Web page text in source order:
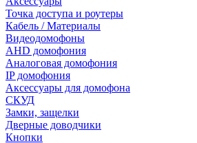
Точка доступа и роутеры
Кабель / Материалы
Видеодомофоны
AHD домофония
Аналоговая домофония
IP домофония
Аксессуары для домофона
СКУД
Замки, защелки
Дверные доводчики
Кнопки